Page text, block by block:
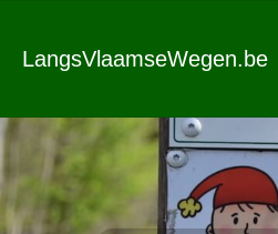
LangsVlaamseWegen.be